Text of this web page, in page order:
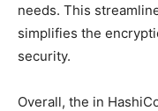
needs. This
simplifies the⁣
security.
Overall, the in